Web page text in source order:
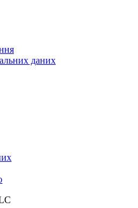
даних